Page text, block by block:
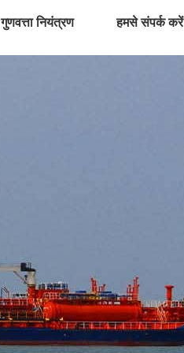
गुणवत्ता नियंत्रण हमसे संपर्क करें